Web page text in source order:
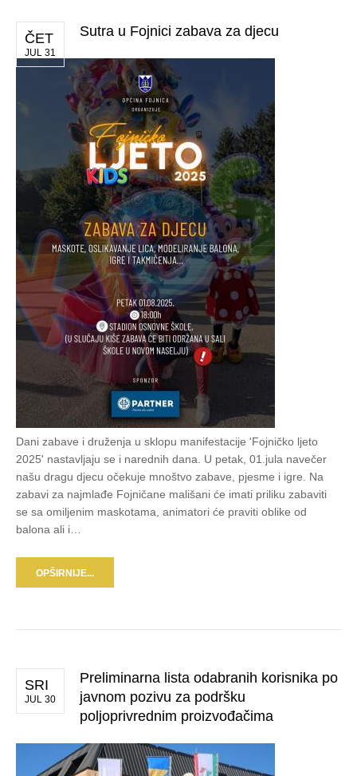
ČET
JUL 31
Sutra u Fojnici zabava za djecu
Dani zabave i druženja u sklopu manifestacije 'Fojničko ljeto
2025' nastavljaju se i narednih dana. U petak, 01.jula navečer
našu dragu djecu očekuje mnoštvo zabave, pjesme i igre. Na
zabavi za najmlađe Fojničane mališani će imati priliku zabaviti
se sa omiljenim maskotama, animatori će praviti oblike od
balona ali i…
OPŠIRNIJE...
SRI
JUL 30
Preliminarna lista odabranih korisnika po
javnom pozivu za podršku
poljoprivrednim proizvođačima